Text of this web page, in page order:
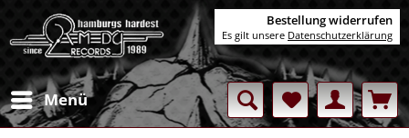
Menü
Bestellung widerrufen
Es gilt unsere Datenschutzerklärung